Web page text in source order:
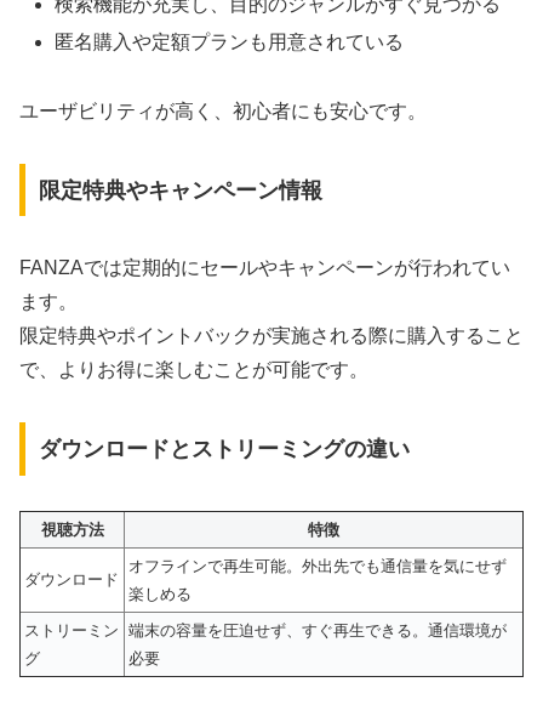
検索機能が充実し、目的のジャンルがすぐ見つかる
匿名購入や定額プランも用意されている
ユーザビリティが高く、初心者にも安心です。
限定特典やキャンペーン情報
FANZAでは定期的にセールやキャンペーンが行われてい
ます。
限定特典やポイントバックが実施される際に購入すること
で、よりお得に楽しむことが可能です。
ダウンロードとストリーミングの違い
視聴方法 特徴
ダウンロード
オフラインで再生可能。外出先でも通信量を気にせず
楽しめる
ストリーミン
グ
端末の容量を圧迫せず、すぐ再生できる。通信環境が
必要